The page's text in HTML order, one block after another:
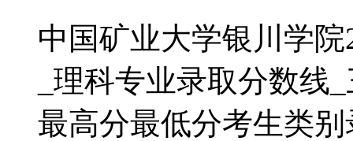
中国矿业大学银川学
_理科专业录取分数线
最高分最低分考生类